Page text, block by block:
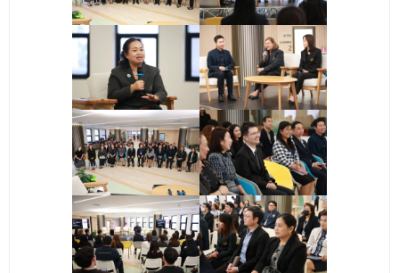
- ข่าวประชาสัมพันธ์
- กิจกรรม
- ข่าวประชาสัมพันธ์ภายนอก
- ทุน/สมัครงาน/ศึกษาต่อ
วารสารคณะ
ผลงานคณะ
- ฐานข้อมูลงานวิจัย